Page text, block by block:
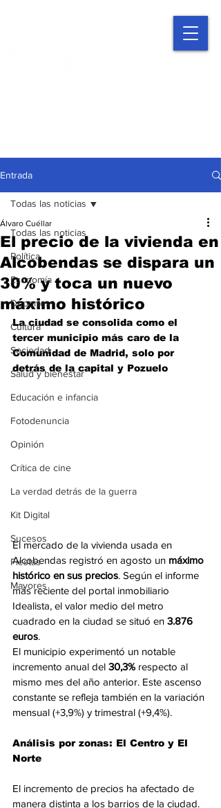
Entrada
Todas las noticias
Política
Economía
Deportes
Cultura
Sociedad
Salud y bienestar
Educación e infancia
Fotodenuncia
Opinión
Crítica de cine
La verdad detrás de la guerra
Kit Digital
Sucesos
Fiestas
Mayores
Todas las noticias
El precio de la vivienda en
Alcobendas se dispara un
30% y toca un nuevo
máximo histórico
Álvaro Cuéllar
La ciudad se consolida como el
tercer municipio más caro de la
Comunidad de Madrid, solo por
detrás de la capital y Pozuelo
El mercado de la vivienda usada en
Alcobendas registró en agosto un máximo
histórico en sus precios. Según el informe
más reciente del portal inmobiliario
Idealista, el valor medio del metro
cuadrado en la ciudad se situó en 3.876
euros.
El municipio experimentó un notable
incremento anual del 30,3% respecto al
mismo mes del año anterior. Este ascenso
constante se refleja también en la variación
mensual (+3,9%) y trimestral (+9,4%).
Análisis por zonas: El Centro y El
Norte
El incremento de precios ha afectado de
manera distinta a los barrios de la ciudad.